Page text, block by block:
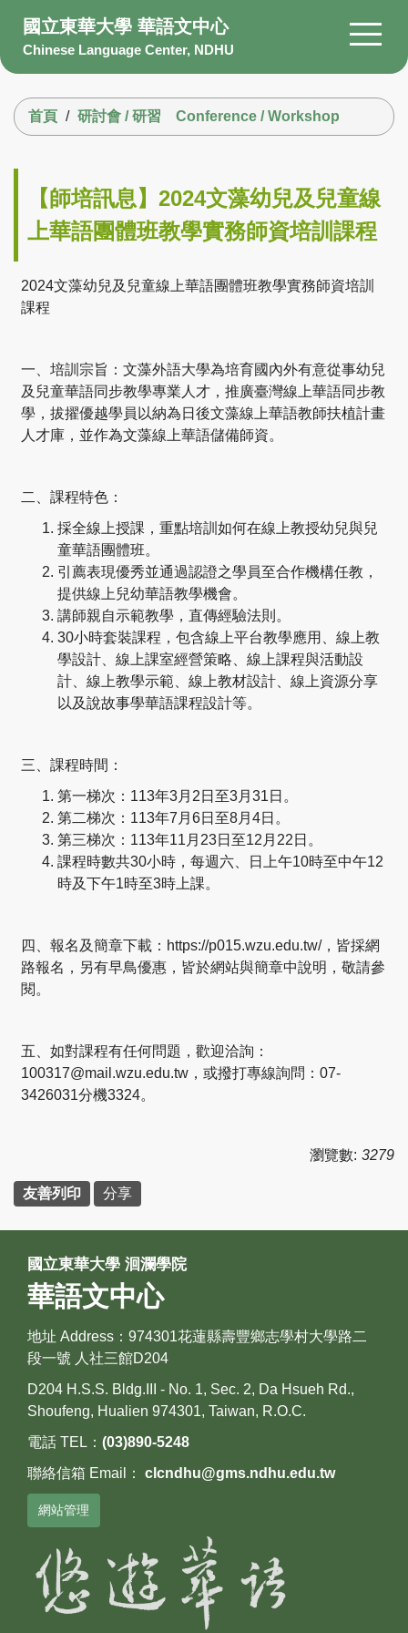
內
容
國立東華大學 華語文中心
Chinese Language Center, NDHU
搜尋
Courses
Scholarship
Information
Facility
首頁 研討會 / 研習 Conference / Workshop
【師培訊息】2024文藻幼兒及兒童線
上華語團體班教學實務師資培訓課程
2024文藻幼兒及兒童線上華語團體班教學實務師資培訓
課程
一、培訓宗旨：文藻外語大學為培育國內外有意從事幼兒
及兒童華語同步教學專業人才，推廣臺灣線上華語同步教
學，拔擢優越學員以納為日後文藻線上華語教師扶植計畫
人才庫，並作為文藻線上華語儲備師資。
二、課程特色：
採全線上授課，重點培訓如何在線上教授幼兒與兒
童華語團體班。
引薦表現優秀並通過認證之學員至合作機構任教，
提供線上兒幼華語教學機會。
講師親自示範教學，直傳經驗法則。
30小時套裝課程，包含線上平台教學應用、線上教
學設計、線上課室經營策略、線上課程與活動設
計、線上教學示範、線上教材設計、線上資源分享
以及說故事學華語課程設計等。
三、課程時間：
第一梯次：113年3月2日至3月31日。
第二梯次：113年7月6日至8月4日。
第三梯次：113年11月23日至12月22日。
課程時數共30小時，每週六、日上午10時至中午12
時及下午1時至3時上課。
四、報名及簡章下載：https://p015.wzu.edu.tw/，皆採網
路報名，另有早鳥優惠，皆於網站與簡章中說明，敬請參
閱。
五、如對課程有任何問題，歡迎洽詢：
100317@mail.wzu.edu.tw，或撥打專線詢問：07-
3426031分機3324。
瀏覽數: 3279
友善列印 分享
國立東華大學 洄瀾學院
華語文中心
地址 Address：974301花蓮縣壽豐鄉志學村大學路二
段一號 人社三館D204
D204 H.S.S. Bldg.III - No. 1, Sec. 2, Da Hsueh Rd.,
Shoufeng, Hualien 974301, Taiwan, R.O.C.
電話 TEL： (03)890-5248
聯絡信箱 Email： clcndhu@gms.ndhu.edu.tw
網站管理